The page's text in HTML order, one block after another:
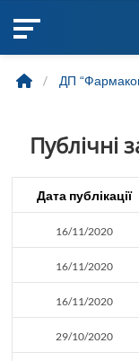
content
M
e
n
t
n
/ ДП
Публічні
Дата публікації
16/11/2020
16/11/2020
16/11/2020
29/10/2020